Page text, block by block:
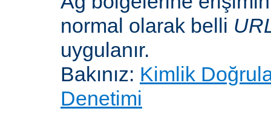
normal olarak belli
uygulanır.
Bakınız: Kimlik
Denetimi